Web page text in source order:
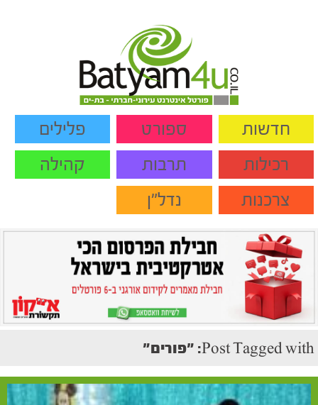
חדשות ספורט
פלילים
רכילות
תרבות
קהילה
צרכנות
נדל"ן
Post Tagged with: "פורים"